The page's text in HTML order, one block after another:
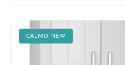
CALMO NEW